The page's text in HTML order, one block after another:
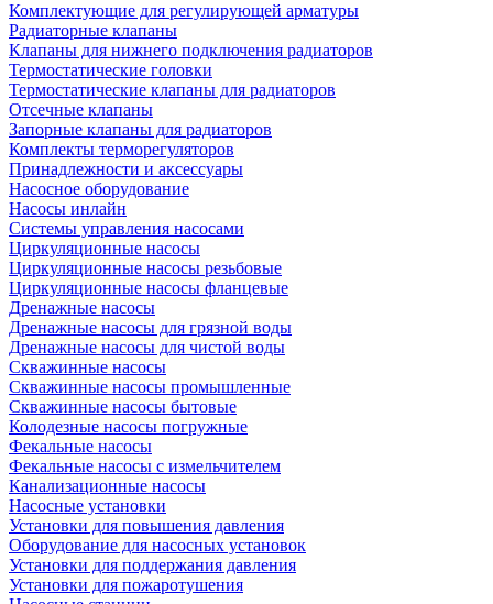
Комплектующие для регулирующей арматуры
Радиаторные клапаны
Клапаны для нижнего подключения радиаторов
Термостатические головки
Термостатические клапаны для радиаторов
Отсечные клапаны
Запорные клапаны для радиаторов
Комплекты терморегуляторов
Принадлежности и аксессуары
Насосное оборудование
Насосы инлайн
Системы управления насосами
Циркуляционные насосы
Циркуляционные насосы резьбовые
Циркуляционные насосы фланцевые
Дренажные насосы
Дренажные насосы для грязной воды
Дренажные насосы для чистой воды
Скважинные насосы
Скважинные насосы промышленные
Скважинные насосы бытовые
Колодезные насосы погружные
Фекальные насосы
Фекальные насосы с измельчителем
Канализационные насосы
Насосные установки
Установки для повышения давления
Оборудование для насосных установок
Установки для поддержания давления
Установки для пожаротушения